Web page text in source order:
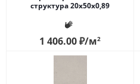
структура 20x50x0,89
1 406.00₽/м2